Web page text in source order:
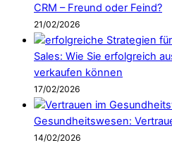
CRM – Freund oder Feind?
21/02/2026
Sales: Wie Sie erfolgreich
verkaufen können
17/02/2026
Gesundheitswesen:
14/02/2026